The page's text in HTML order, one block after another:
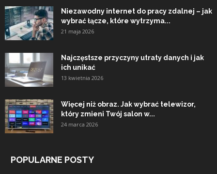
Niezawodny internet do pracy zdalnej – jak
wybrać łącze, które wytrzyma...
21 maja 2026
Najczęstsze przyczyny utraty danych i jak
ich unikać
13 kwietnia 2026
Więcej niż obraz. Jak wybrać telewizor,
który zmieni Twój salon w...
24 marca 2026
POPULARNE POSTY